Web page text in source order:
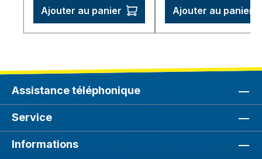
Ajouter au panier Ajouter au panier
Assistance téléphonique
Service
Informations